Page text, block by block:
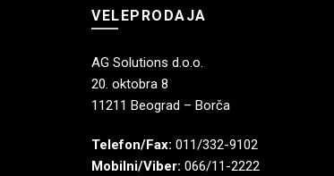
VELEPRODAJA
AG Solutions d.o.o.
20. oktobra 8
11211 Beograd – Borča
Telefon/Fax: 011/332-9102
Mobilni/Viber: 066/11-2222